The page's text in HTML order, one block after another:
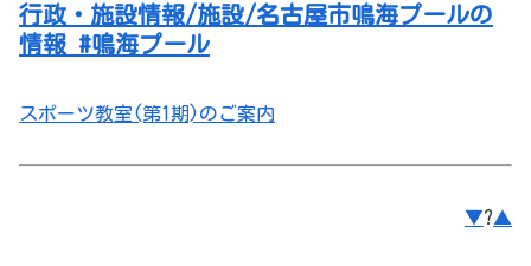
行政・施設情報/施設/名古屋市鳴海プールの
情報 #鳴海プール
スポーツ教室(第1期)のご案内
▼?▲